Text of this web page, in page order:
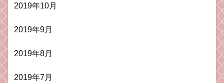
2019年10月
2019年9月
2019年8月
2019年7月